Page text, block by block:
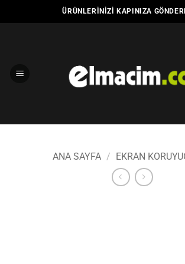
atla
ÜRÜNLERINIZI KAPINIZA
ANA SAYFA / EKRAN